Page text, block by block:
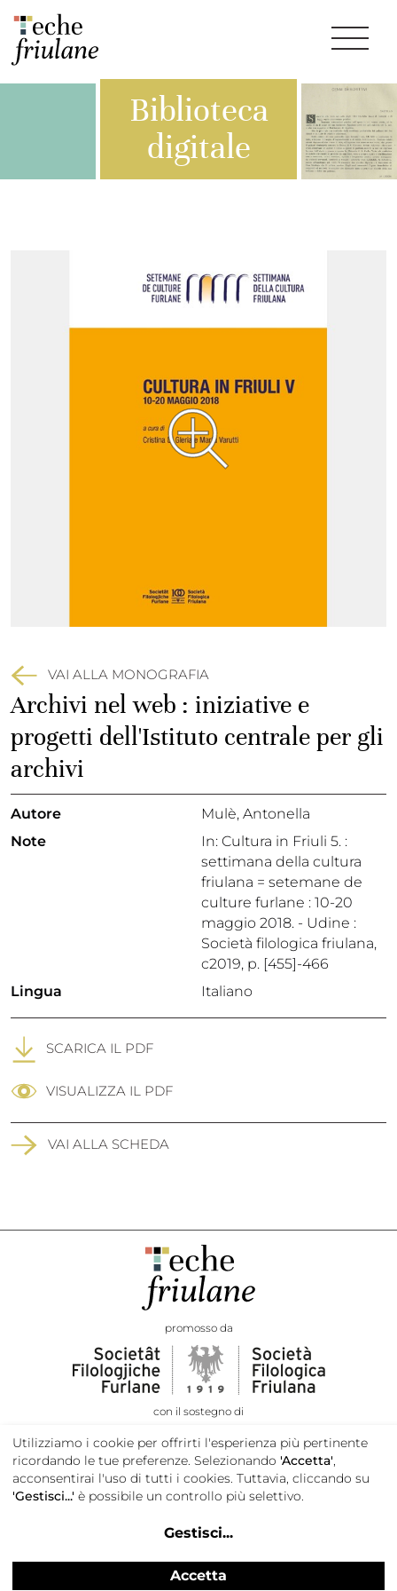
Biblioteca
digitale
VAI ALLA MONOGRAFIA
Archivi nel web : iniziative e
progetti dell'Istituto centrale per gli
archivi
Autore
Mulè, Antonella
Note
In: Cultura in Friuli 5. :
settimana della cultura
friulana = setemane de
culture furlane : 10-20
maggio 2018. - Udine :
Società filologica friulana,
c2019, p. [455]-466
Lingua
Italiano
SCARICA IL PDF
VISUALIZZA IL PDF
VAI ALLA SCHEDA
promosso da
con il sostegno di
Privacy e cookie policy
Utilizziamo i cookie per offrirti l'esperienza più pertinente
ricordando le tue preferenze. Selezionando 'Accetta',
acconsentirai l'uso di tutti i cookies. Tuttavia, cliccando su
'Gestisci...' è possibile un controllo più selettivo.
Gestisci...
Accetta